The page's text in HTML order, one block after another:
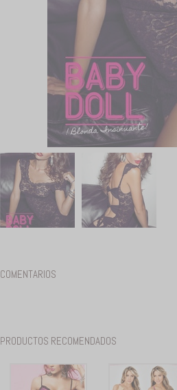
COMENTARIOS
PRODUCTOS RECOMENDADOS